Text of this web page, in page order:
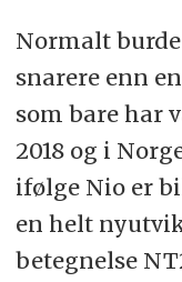
Normalt
snarere enn
som bare har
2018 og i
ifølge Nio er
en helt
betegnelse